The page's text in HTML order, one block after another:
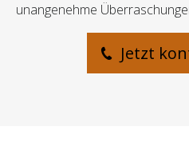
unangenehme
Jetzt